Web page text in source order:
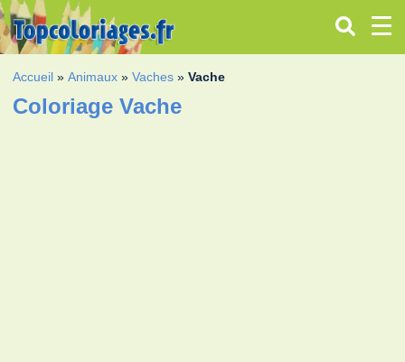
Accueil »Animaux »Vaches »Vache
Coloriage Vache